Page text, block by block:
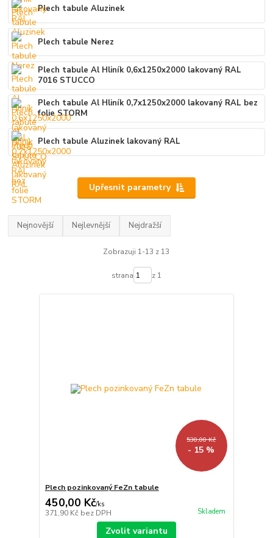
Plech tabule Aluzinek
Plech tabule Nerez
Plech tabule Al Hliník 0,6x1250x2000 lakovaný RAL
7016 STUCCO
Plech tabule Al Hliník 0,7x1250x2000 lakovaný RAL bez
folie STORM
Plech tabule Aluzinek lakovaný RAL
Upřesnit parametry
Nejnovější Nejlevnější Nejdražší
Zobrazuji 1-13 z 13
strana z 1
530,00 Kč
- 15 %
Plech pozinkovaný FeZn tabule
450,00 Kč/ks
371,90 Kč bez DPH Skladem
Zvolit variantu